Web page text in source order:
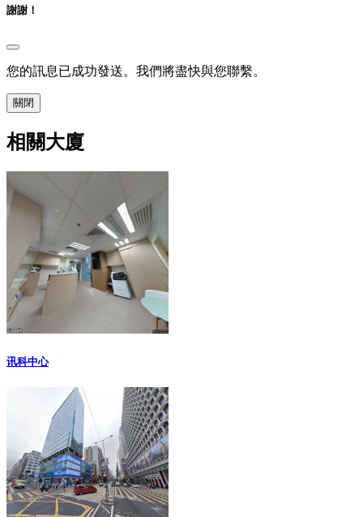
謝謝！
您的訊息已成功發送。我們將盡快與您聯繫。
關閉
相關大廈
讯科中心